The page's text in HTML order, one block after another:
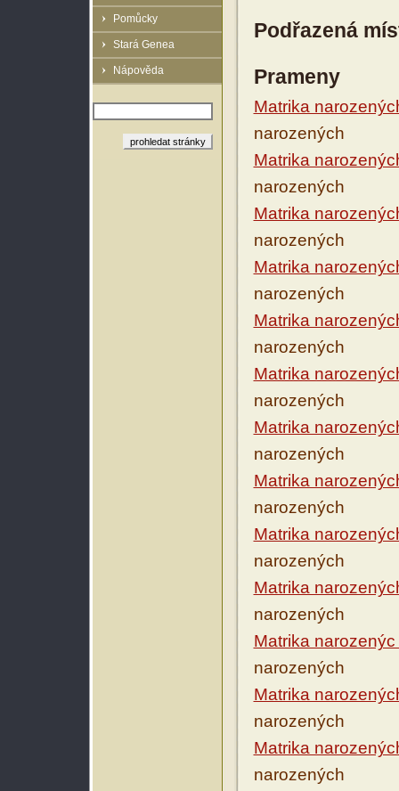
Pomůcky
Stará Genea
Nápověda
Podřazená
Prameny
Matrika
narozených
Matrika
narozených
Matrika
narozených
Matrika
narozených
Matrika
narozených
Matrika
narozených
Matrika
narozených
Matrika
narozených
Matrika
narozených
Matrika
narozených
Matrika
narozených
Matrika
narozených
Matrika
narozených